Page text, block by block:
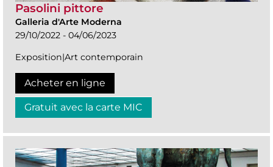
Pasolini pittore
Galleria d'Arte Moderna
29/10/2022 - 04/06/2023
Exposition|Art contemporain
Acheter en ligne
Gratuit avec la carte MIC